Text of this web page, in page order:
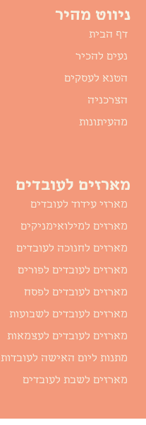
ניווט מהיר
דף הבית
נעים להכיר
הטנא לעסקים
הצרכניה
מהעיתונות
מארזים לעובדים
מארזי עידוד לעובדים
מארזים למילואימניקים
מארזים לחנוכה לעובדים
מארזים לעובדים לפורים
מארזים לעובדים לפסח
מארזים לעובדים לשבועות
מארזים לעובדים לעצמאות
מתנות ליום האישה לעובדות
מארזים לשבת לעובדים